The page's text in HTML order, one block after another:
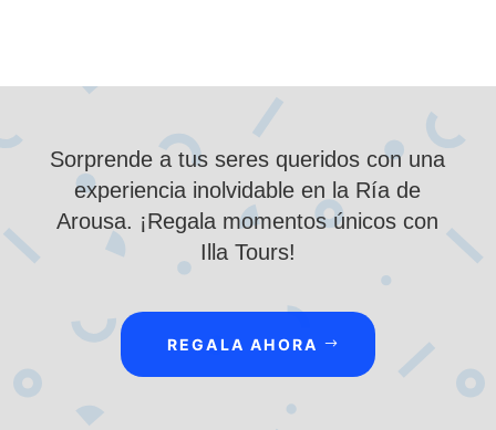
Sorprende a tus seres queridos con una
experiencia inolvidable en la Ría de
Arousa. ¡Regala momentos únicos con
Illa Tours!
REGALA AHORA